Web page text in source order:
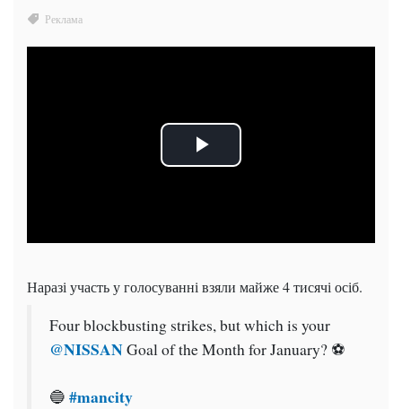
Наразі участь у голосуванні взяли майже 4 тисячі осіб.
Four blockbusting strikes, but which is your
@NISSANGoal of the Month for January? ⚽️
🔵 #mancity